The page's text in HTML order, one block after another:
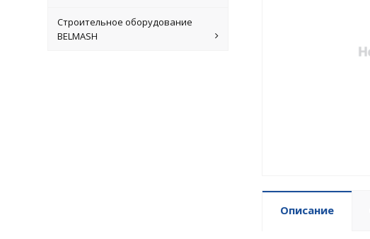
Строительное оборудование
BELMASH
Описание